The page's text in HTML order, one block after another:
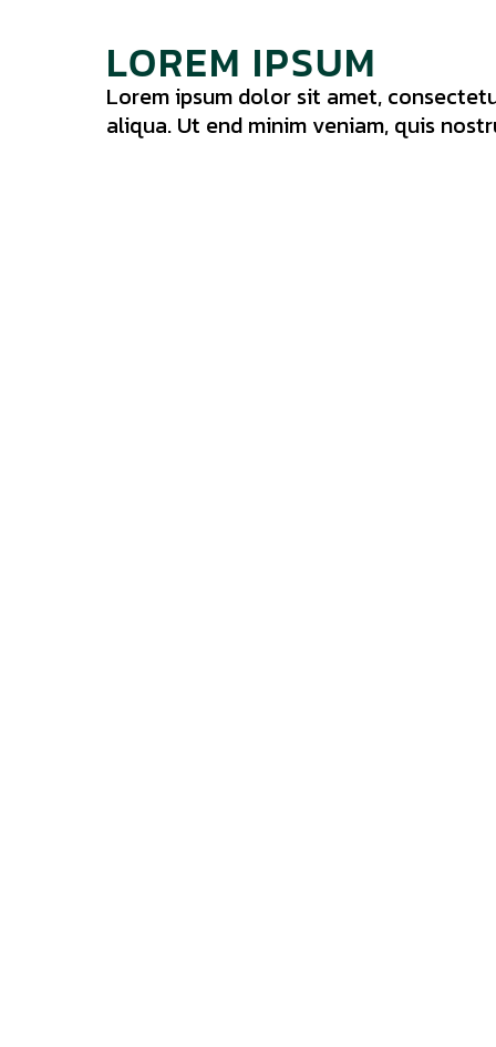
LOREM IPSUM
Lorem ipsum dolor sit amet,
aliqua. Ut end minim veniam, quis